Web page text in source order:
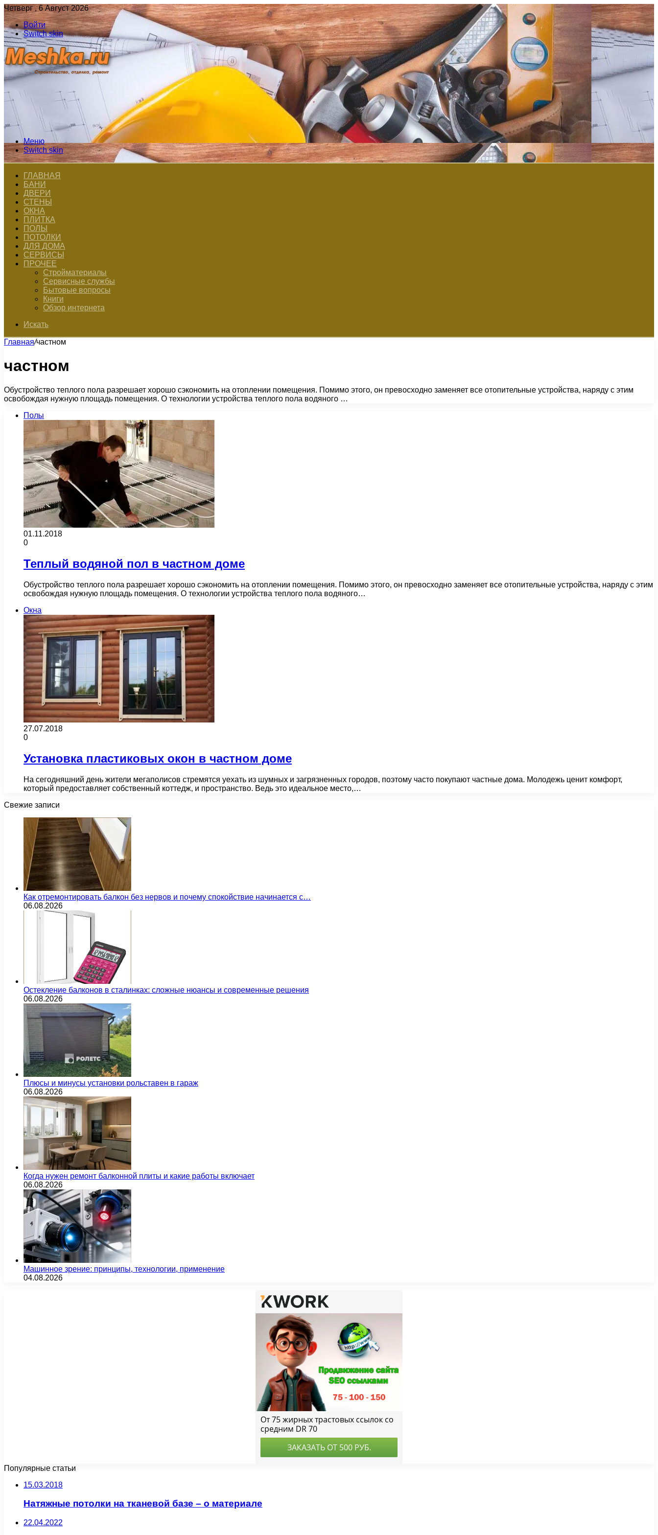
Четверг , 6 Август 2026
Войти
Switch skin
Меню
Switch skin
ГЛАВНАЯ
БАНИ
ДВЕРИ
СТЕНЫ
ОКНА
ПЛИТКА
ПОЛЫ
ПОТОЛКИ
ДЛЯ ДОМА
СЕРВИСЫ
ПРОЧЕЕ
Стройматериалы
Сервисные службы
Бытовые вопросы
Книги
Обзор интернета
Искать
Главная/частном
частном
Обустройство теплого пола разрешает хорошо сэкономить на отоплении помещения. Помимо этого, он превосходно заменяет все отопительные устройства, наряду с этим
освобождая нужную площадь помещения. О технологии устройства теплого пола водяного …
Полы
01.11.2018
0
Теплый водяной пол в частном доме
Обустройство теплого пола разрешает хорошо сэкономить на отоплении помещения. Помимо этого, он превосходно заменяет все отопительные устройства, наряду с этим
освобождая нужную площадь помещения. О технологии устройства теплого пола водяного…
Окна
27.07.2018
0
Установка пластиковых окон в частном доме
На сегодняшний день жители мегаполисов стремятся уехать из шумных и загрязненных городов, поэтому часто покупают частные дома. Молодежь ценит комфорт,
который предоставляет собственный коттедж, и пространство. Ведь это идеальное место,…
Свежие записи
Как отремонтировать балкон без нервов и почему спокойствие начинается с…
06.08.2026
Остекление балконов в сталинках: сложные нюансы и современные решения
06.08.2026
Плюсы и минусы установки рольставен в гараж
06.08.2026
Когда нужен ремонт балконной плиты и какие работы включает
06.08.2026
Машинное зрение: принципы, технологии, применение
04.08.2026
Популярные статьи
15.03.2018
Натяжные потолки на тканевой базе – о материале
22.04.2022